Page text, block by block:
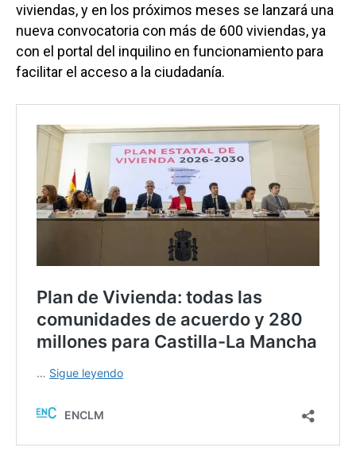
viviendas, y en los próximos meses se lanzará una
nueva convocatoria con más de 600 viviendas, ya
con el portal del inquilino en funcionamiento para
facilitar el acceso a la ciudadanía.